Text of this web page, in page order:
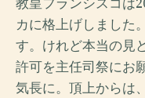
カに格上げしました
す。けれど本当の見
許可を主任司祭にお
気長に。頂上からは